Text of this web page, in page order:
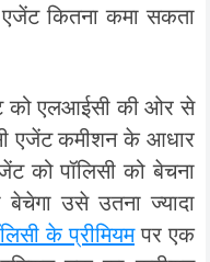
कितना कमा सकता
को एलआईसी की ओर से
एजेंट कमीशन के आधार
को पॉलिसी को बेचना
बेचेगा उसे उतना ज्यादा
के प्रीमियमपर एक